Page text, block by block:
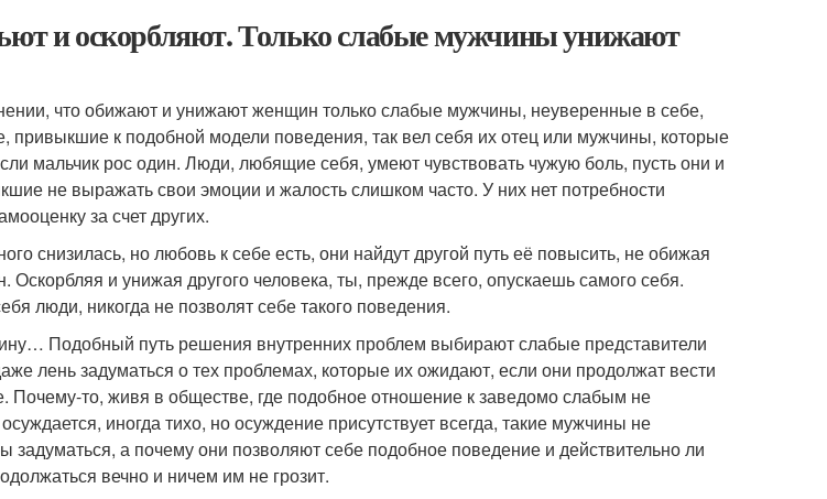
и оскорбляют. Только слабые мужчины унижают
что обижают и унижают женщин только слабые мужчины, неуверенные в себе,
привыкшие к подобной модели поведения, так вел себя их отец или мужчины, которые
мальчик рос один. Люди, любящие себя, умеют чувствовать чужую боль, пусть они и
не выражать свои эмоции и жалость слишком часто. У них нет потребности
за счет других.
снизилась, но любовь к себе есть, они найдут другой путь её повысить, не обижая
Оскорбляя и унижая другого человека, ты, прежде всего, опускаешь самого себя.
люди, никогда не позволят себе такого поведения.
Подобный путь решения внутренних проблем выбирают слабые представители
лень задуматься о тех проблемах, которые их ожидают, если они продолжат вести
Почему-то, живя в обществе, где подобное отношение к заведомо слабым не
иногда тихо, но осуждение присутствует всегда, такие мужчины не
задуматься, а почему они позволяют себе подобное поведение и действительно ли
вечно и ничем им не грозит.